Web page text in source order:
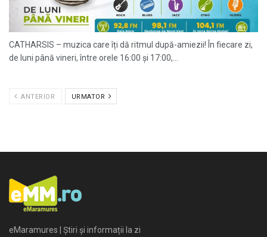
CATHARSIS – muzica care îți dă ritmul după-amiezii! În fiecare zi,
de luni până vineri, între orele 16:00 și 17:00,...
ANTERIOR URMATOR
eMaramures | Știri și informații la zi